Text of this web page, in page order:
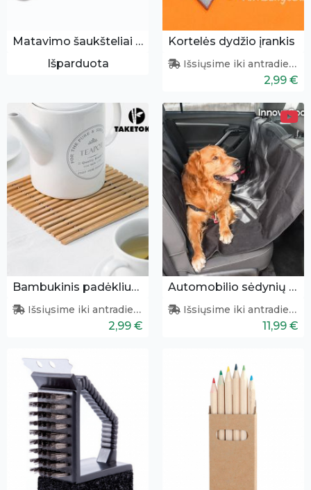
Matavimo šaukšteliai 5vnt.
Išparduota
Kortelės dydžio įrankis
Išsiųsime iki antradienio
2,99 €
Bambukinis padėkliukas
Išsiųsime iki antradienio
2,99 €
Automobilio sėdynių užtiesalas gyvūnams
Išsiųsime iki antradienio
11,99 €